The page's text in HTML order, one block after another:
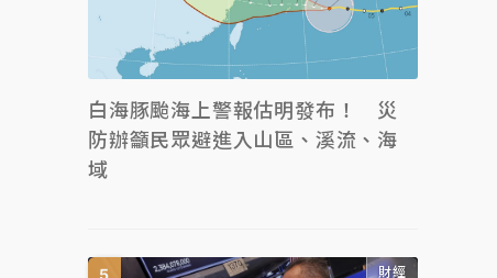
白海豚颱海上警報估明發布！ 災
防辦籲民眾避進入山區、溪流、海
域
財經